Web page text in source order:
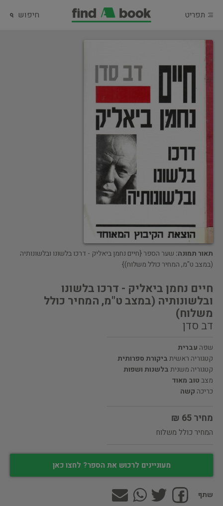
תפריט חיפוש
תאור תמונה: שער הספר {חיים נחמן ביאליק - דרכו בלשונו ובלשונותיה
(במצב ט"מ, המחיר כולל משלוח)}
חיים נחמן ביאליק - דרכו בלשונו
ובלשונותיה (במצב ט"מ, המחיר כולל
משלוח)
דב סדן
שפה עברית
קטגוריה ראשיתביקורת ספרותית
קטגוריה משניתבלשנות ושפות
מצבטוב מאוד
כריכה קשה
מחיר 65 ₪
המחיר כולל משלוח
מעוניינים לרכוש את הספר? לחצו כאן
שתף